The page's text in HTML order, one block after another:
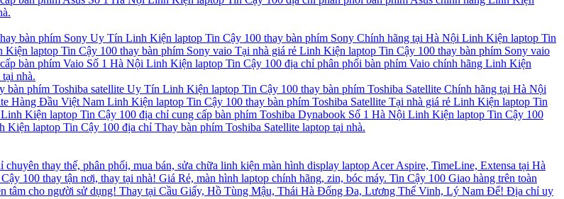
bàn phím Sony Uy Tín Linh Kiện laptop Tin Cậy 100 thay bàn phím Sony Chính hãng tại Hà Nội Linh Kiện laptop Tin
laptop Tin Cậy 100 thay bàn phím Sony vaio Tại nhà giá rẻ Linh Kiện laptop Tin Cậy 100 thay bàn phím Sony vaio
bàn phím Vaio Số 1 Hà Nội Linh Kiện laptop Tin Cậy 100 địa chỉ phân phối bàn phím Vaio chính hãng Linh Kiện
nhà.
phím Toshiba satellite Uy Tín Linh Kiện laptop Tin Cậy 100 thay bàn phím Toshiba Satellite Chính hãng tại Hà Nội
Hàng Đầu Việt Nam Linh Kiện laptop Tin Cậy 100 thay bàn phím Toshiba Satellite Tại nhà giá rẻ Linh Kiện laptop Tin
Kiện laptop Tin Cậy 100 địa chỉ cung cấp bàn phím Toshiba Dynabook Số 1 Hà Nội Linh Kiện laptop Tin Cậy 100
laptop Tin Cậy 100 địa chỉ Thay bàn phím Toshiba Satellite laptop tại nhà.
thay thế, phân phối, mua bán, sửa chữa linh kiện màn hình display laptop Acer Aspire, TimeLine, Extensa tại Hà
100 thay tận nơi, thay tại nhà! Giá Rẻ, màn hình laptop chính hãng, zin, bóc máy. Tin Cậy 100 Giao hàng trên toàn
tâm cho người sử dụng! Thay tại Cầu Giấy, Hồ Tùng Mậu, Thái Hà Đống Đa, Lương Thể Vinh, Lý Nam Đế! Địa chỉ uy